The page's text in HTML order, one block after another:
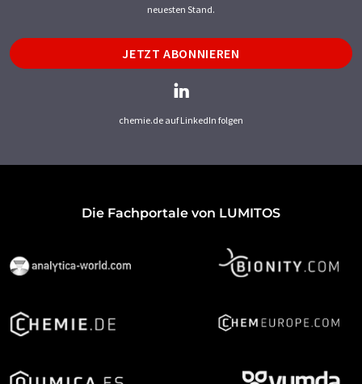
neuesten Stand.
JETZT ABONNIEREN
chemie.de auf LinkedIn folgen
Die Fachportale von LUMITOS